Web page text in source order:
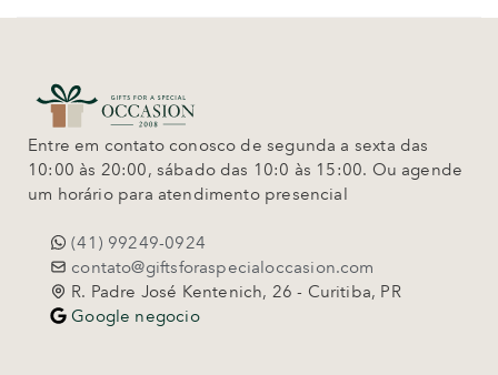
Entre em contato conosco de segunda a sexta das
10:00 às 20:00, sábado das 10:0 às 15:00. Ou agende
um horário para atendimento presencial
(41) 99249-0924
contato@giftsforaspecialoccasion.com
R. Padre José Kentenich, 26 - Curitiba, PR
Google negocio